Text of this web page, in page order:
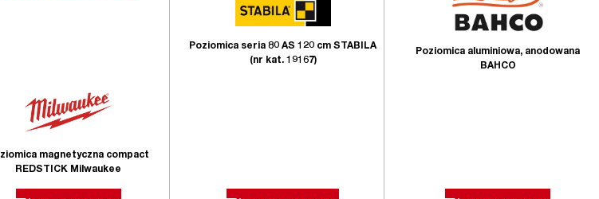
magnetyczna compact
REDSTICK Milwaukee
Poziomica seria 80 AS 120 cm STABILA
(nr kat. 19167)
Poziomica aluminiowa, anodowana
BAHCO